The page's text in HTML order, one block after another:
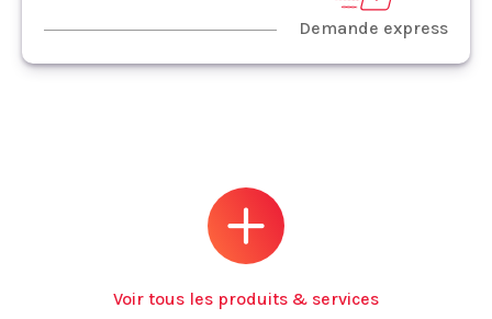
Demande express
Voir tous les produits & services